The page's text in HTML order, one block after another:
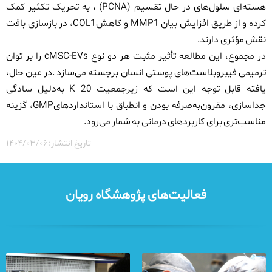
هسته‌ای سلول‌های در حال تقسیم (PCNA) ، به تحریک تکثیر کمک
کرده و از طریق افزایش بیان MMP1 و کاهشCOL1، در بازسازی بافت
نقش مؤثری دارند.
در مجموع، این مطالعه تأثیر مثبت هر دو نوع cMSC-EVs را بر توان
ترمیمی فیبروبلاست‌های پوستی انسان برجسته می‌سازد .در عین حال،
یافته قابل توجه این است که زیرجمعیت 20
K به‌دلیل سادگی
جداسازی، مقرون‌به‌صرفه بودن و انطباق با استانداردهایGMP، گزینه
مناسب‌تری برای کاربردهای درمانی به شمار می‌رود.
تاریخ انتشار: ۱۴۰۴/۰۳/۰۶
فعالیت‌های پژوهشگاه رویان